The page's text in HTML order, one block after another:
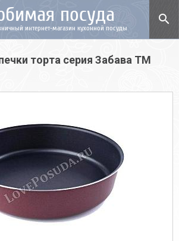
посуда
интернет-магазин кухонной посуды
search
торта серия Забава TM